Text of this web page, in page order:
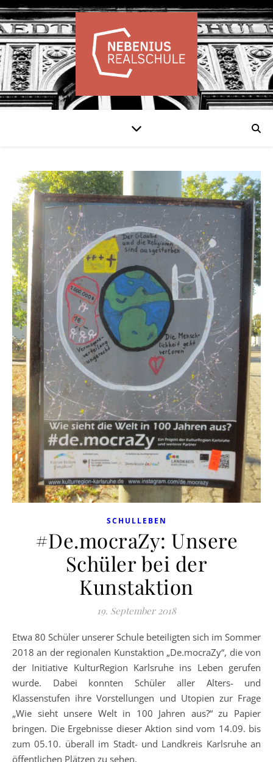
SCHULLEBEN
#De.mocraZy: Unsere
Schüler bei der
Kunstaktion
19. September 2018
Etwa 80 Schüler unserer Schule beteiligten sich im Sommer
2018 an der regionalen Kunstaktion „De.mocraZy“, die von
der Initiative KulturRegion Karlsruhe ins Leben gerufen
wurde. Dabei konnten Schüler aller Alters- und
Klassenstufen ihre Vorstellungen und Utopien zur Frage
„Wie sieht unsere Welt in 100 Jahren aus?“ zu Papier
bringen. Die Ergebnisse dieser Aktion sind vom 14.09. bis
zum 05.10. überall im Stadt- und Landkreis Karlsruhe an
öffentlichen Plätzen zu sehen.